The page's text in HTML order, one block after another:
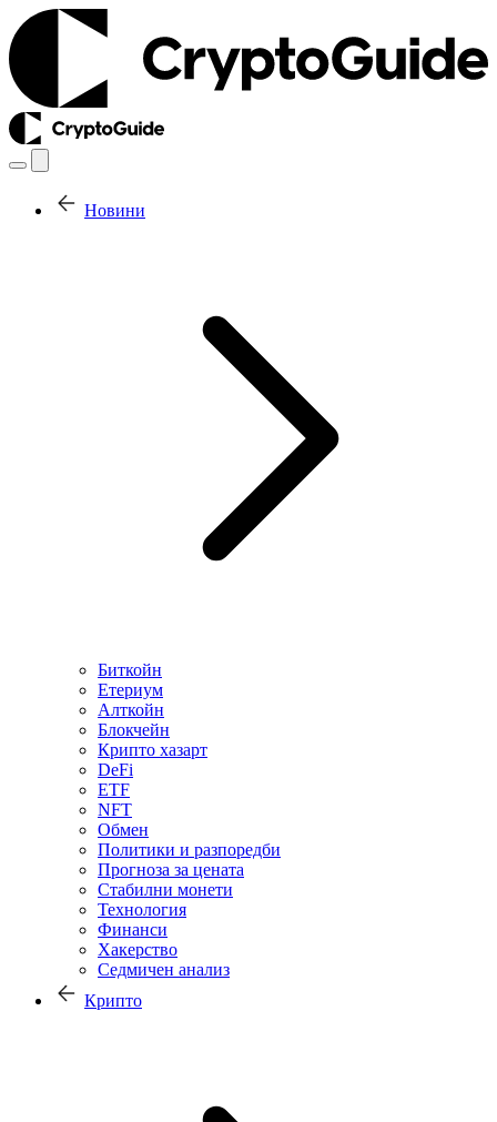
Новини
Биткойн
Етериум
Алткойн
Блокчейн
Крипто хазарт
DeFi
ETF
NFT
Обмен
Политики и разпоредби
Прогноза за цената
Стабилни монети
Технология
Финанси
Хакерство
Седмичен анализ
Крипто